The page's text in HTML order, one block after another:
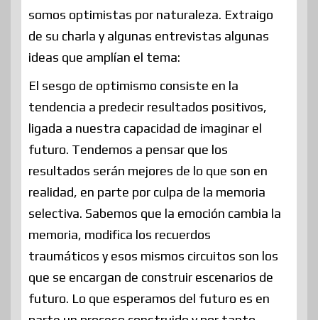
somos optimistas por naturaleza. Extraigo
de su charla y algunas entrevistas algunas
ideas que amplían el tema:
El sesgo de optimismo consiste en la
tendencia a predecir resultados positivos,
ligada a nuestra capacidad de imaginar el
futuro. Tendemos a pensar que los
resultados serán mejores de lo que son en
realidad, en parte por culpa de la memoria
selectiva. Sabemos que la emoción cambia la
memoria, modifica los recuerdos
traumáticos y esos mismos circuitos son los
que se encargan de construir escenarios de
futuro. Lo que esperamos del futuro es en